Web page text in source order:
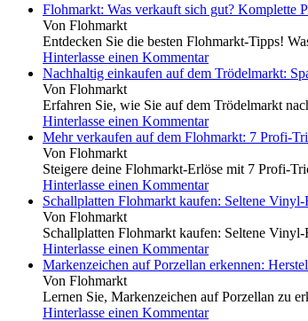
Flohmarkt: Was verkauft sich gut? Komplette
Von Flohmarkt
Entdecken Sie die besten Flohmarkt-Tipps!
Hinterlasse einen Kommentar
Nachhaltig einkaufen auf dem Trödelmarkt:
Von Flohmarkt
Erfahren Sie, wie Sie auf dem Trödelmarkt
Hinterlasse einen Kommentar
Mehr verkaufen auf dem Flohmarkt: 7 Profi-
Von Flohmarkt
Steigere deine Flohmarkt-Erlöse mit 7 Profi-
Hinterlasse einen Kommentar
Schallplatten Flohmarkt kaufen: Seltene Vinyl-
Von Flohmarkt
Schallplatten Flohmarkt kaufen: Seltene
Hinterlasse einen Kommentar
Markenzeichen auf Porzellan erkennen:
Von Flohmarkt
Lernen Sie, Markenzeichen auf Porzellan zu
Hinterlasse einen Kommentar